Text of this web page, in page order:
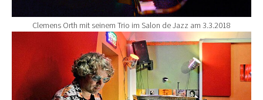
Clemens Orth mit seinem Trio im Salon de Jazz am 3.3.2018
Show larger version for: